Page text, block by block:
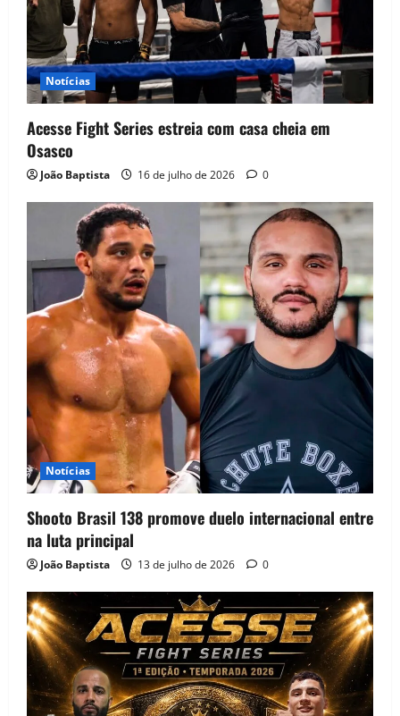
Notícias
Acesse Fight Series estreia com casa cheia em
Osasco
João Baptista 16 de julho de 2026 0
Notícias
Shooto Brasil 138 promove duelo internacional entre
na luta principal
João Baptista 13 de julho de 2026 0